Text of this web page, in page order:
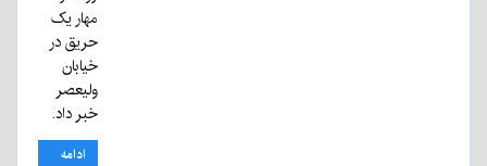
مهار یک
حریق در
خیابان
ولیعصر
خبر داد.
ادامه